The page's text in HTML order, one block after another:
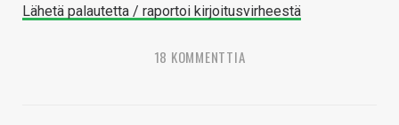
Lähetä palautetta / raportoi kirjoitusvirheestä
18 KOMMENTTIA